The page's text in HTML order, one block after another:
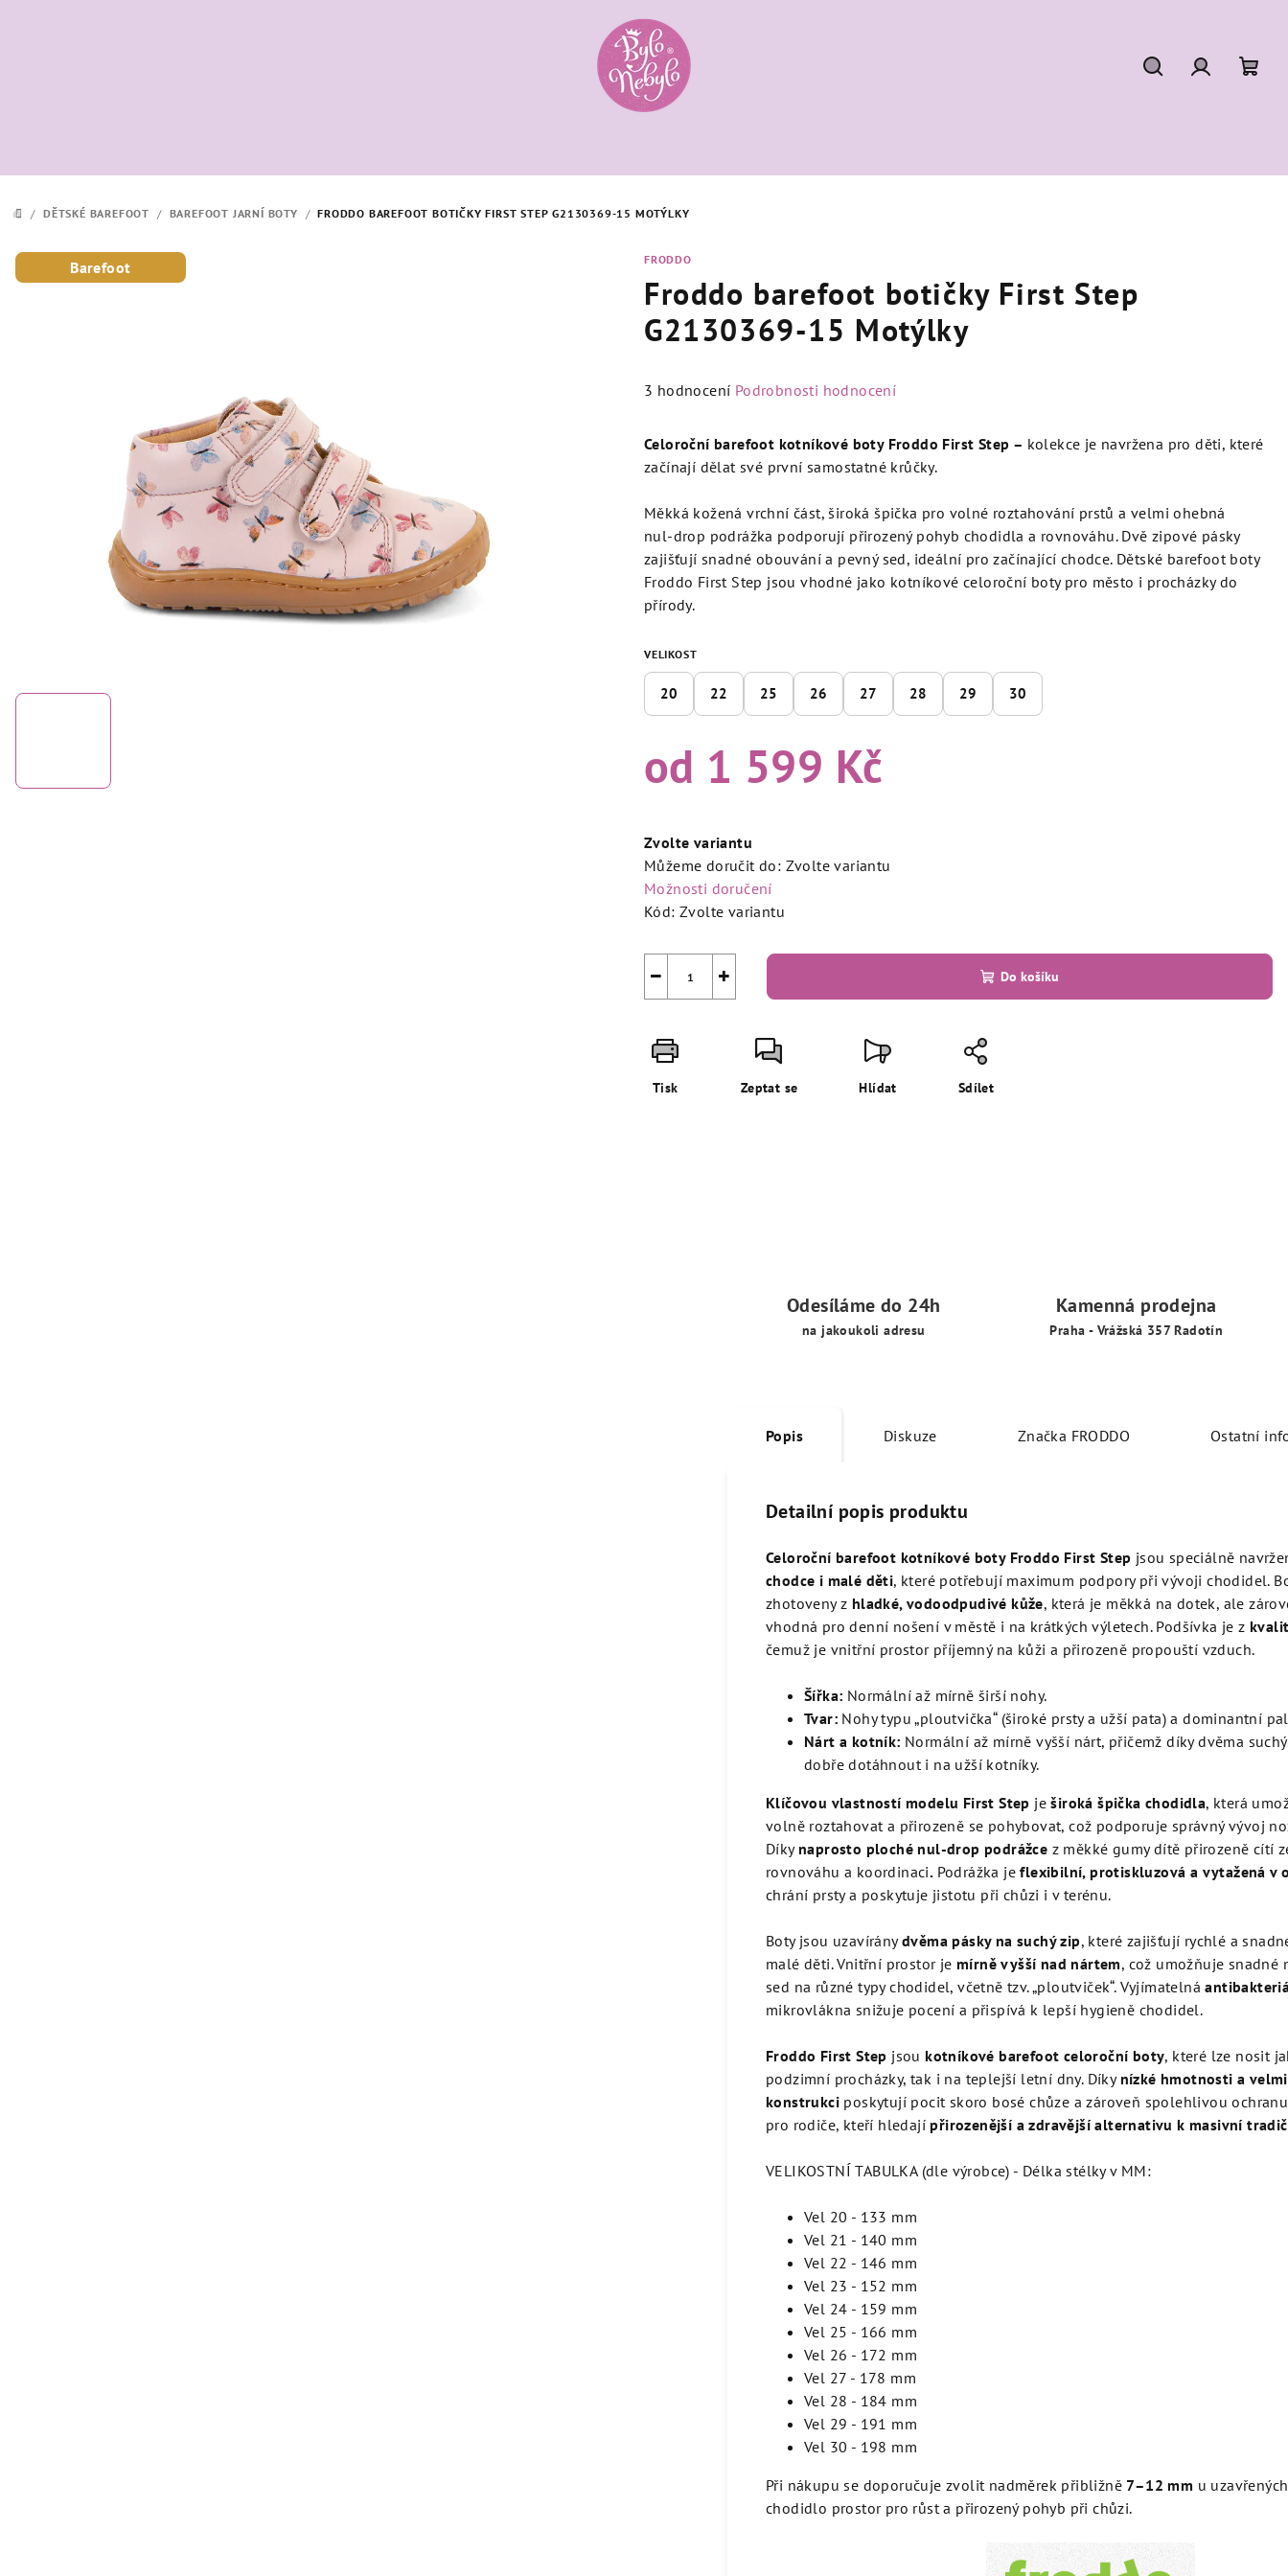
DOMŮ
/ DĚTSKÉ BAREFOOT / BAREFOOT JARNÍ BOTY / FRODDO BAREFOOT BOTIČKY FIRST STEP G2130369-15 MOTÝLKY
FRODDO
Froddo barefoot botičky First Step
G2130369-15 Motýlky
Průměrné
produktu
z
hvězdiček.
3 hodnocení Podrobnosti hodnocení
Celoroční barefoot kotníkové boty Froddo First Step – kolekce je navržena pro děti, které
začínají dělat své první samostatné krůčky.
Měkká kožená vrchní část, široká špička pro volné roztahování prstů a velmi ohebná
nul‑drop podrážka podporují přirozený pohyb chodidla a rovnováhu. Dvě zipové pásky
zajišťují snadné obouvání a pevný sed, ideální pro začínající chodce. Dětské barefoot boty
Froddo First Step jsou vhodné jako kotníkové celoroční boty pro město i procházky do
přírody.
VELIKOST
20 22 25 26 27 28 29 30
od 1 599 Kč
cena:
Zvolte variantu
Můžeme doručit do: Zvolte variantu
Možnosti doručení
Kód: Zvolte variantu
+
− Do košíku
Tisk Zeptat se Hlídat Sdílet
Barefoot
Odesíláme do 24h
na jakoukoli adresu
Kamenná prodejna
Praha - Vrážská 357 Radotín
Popis Diskuze Značka FRODDO Ostatní
Detailní popis produktu
Celoroční barefoot kotníkové boty Froddo First Step jsou speciálně
chodce i malé děti, které potřebují maximum podpory při vývoji chodidel.
zhotoveny z hladké, vodoodpudivé kůže, která je měkká na dotek, ale
vhodná pro denní nošení v městě i na krátkých výletech. Podšívka je z
čemuž je vnitřní prostor příjemný na kůži a přirozeně propouští vzduch.
Šířka: Normální až mírně širší nohy.
Tvar: Nohy typu „ploutvička“ (široké prsty a užší pata) a dominantní
Nárt a kotník: Normální až mírně vyšší nárt, přičemž díky dvěma
dobře dotáhnout i na užší kotníky.
Klíčovou vlastností modelu First Step je široká špička chodidla, která
volně roztahovat a přirozeně se pohybovat, což podporuje správný vývoj
Díky naprosto ploché nul‑drop podrážce z měkké gumy dítě přirozeně cítí
rovnováhu a koordinaci. Podrážka je flexibilní, protiskluzová a vytažená v
chrání prsty a poskytuje jistotu při chůzi i v terénu.
Boty jsou uzavírány dvěma pásky na suchý zip, které zajišťují rychlé a
malé děti. Vnitřní prostor je mírně vyšší nad nártem, což umožňuje snadné
sed na různé typy chodidel, včetně tzv. „ploutviček“. Vyjímatelná
mikrovlákna snižuje pocení a přispívá k lepší hygieně chodidel.
Froddo First Step jsou kotníkové barefoot celoroční boty, které lze nosit
podzimní procházky, tak i na teplejší letní dny. Díky nízké hmotnosti a
konstrukci poskytují pocit skoro bosé chůze a zároveň spolehlivou
pro rodiče, kteří hledají přirozenější a zdravější alternativu k masivní
VELIKOSTNÍ TABULKA (dle výrobce) - Délka stélky v MM:
Vel 20 - 133 mm
Vel 21 - 140 mm
Vel 22 - 146 mm
Vel 23 - 152 mm
Vel 24 - 159 mm
Vel 25 - 166 mm
Vel 26 - 172 mm
Vel 27 - 178 mm
Vel 28 - 184 mm
Vel 29 - 191 mm
Vel 30 - 198 mm
Při nákupu se doporučuje zvolit nadměrek přibližně 7–12 mm u
chodidlo prostor pro růst a přirozený pohyb při chůzi.